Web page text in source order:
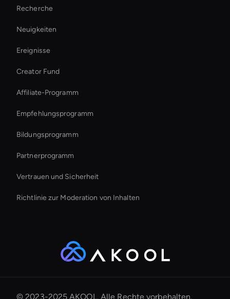
Interactive Ai Avatar
Ai Avatar Live Chat
Self-Learning Ai Avatar
How To Create A Live Ai Avatar
Recherche
Neuigkeiten
Ereignisse
Creator Fund
Affiliate-Programm
Empfehlungsprogramm
Bildungsprogramm
Partnerprogramm
Vertrauen und Sicherheit
Richtlinie zur Moderation von Inhalten
© 2023-2025 AKOOL. Alle Rechte vorbehalten.